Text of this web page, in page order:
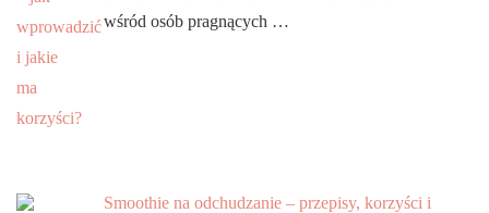
wśród osób pragnących …
Smoothie na odchudzanie – przepisy, korzyści i